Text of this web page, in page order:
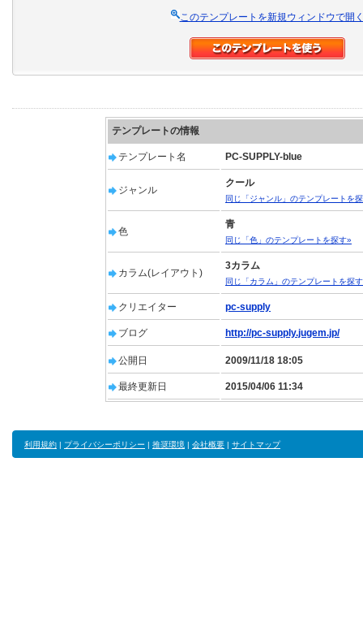
このテンプレートを新規ウィンドウで開
テンプレートの情報
テンプレート名 PC-SUPPLY-blue
ジャンル
クール
同じ「ジャンル」のテンプレートを
色
青
同じ「色」のテンプレートを探す»
カラム(レイアウト)
3カラム
同じ「カラム」のテンプレートを探
クリエイター pc-supply
ブログ http://pc-supply.jugem.jp/
公開日 2009/11/18 18:05
最終更新日 2015/04/06 11:34
利用規約 | プライバシーポリシー | 推奨環境 | 会社概要 | サイトマップ